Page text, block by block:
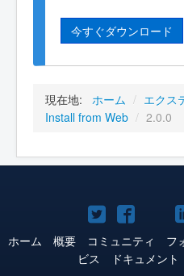
今すぐダウンロード
現在地: ホーム / エクス
Install from Web / 2.0.0
Joomla!
Twitter
ホーム 概要 コミュニティ フ
ビス
ドキュメント